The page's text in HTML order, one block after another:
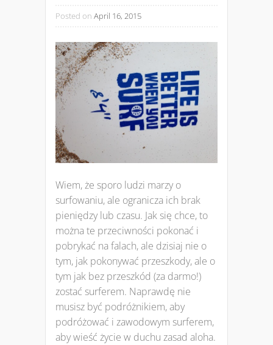
Posted on April 16, 2015
Wiem, że sporo ludzi marzy o
surfowaniu, ale ogranicza ich brak
pieniędzy lub czasu. Jak się chce, to
można te przeciwności pokonać i
pobrykać na falach, ale dzisiaj nie o
tym, jak pokonywać przeszkody, ale o
tym jak bez przeszkód (za darmo!)
zostać surferem. Naprawdę nie
musisz być podróżnikiem, aby
podróżować i zawodowym surferem,
aby wieść życie w duchu zasad aloha.